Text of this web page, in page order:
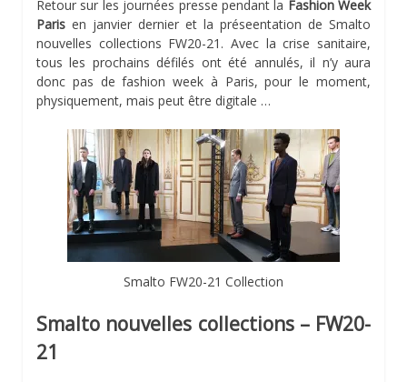
Retour sur les journées presse pendant la Fashion Week
Paris en janvier dernier et la préseentation de Smalto
nouvelles collections FW20-21. Avec la crise sanitaire,
tous les prochains défilés ont été annulés, il n’y aura
donc pas de fashion week à Paris, pour le moment,
physiquement, mais peut être digitale …
Smalto FW20-21 Collection
Smalto nouvelles collections – FW20-
21